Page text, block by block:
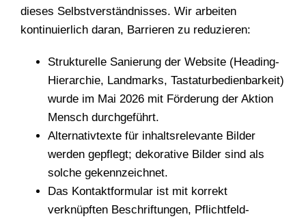
dieses Selbstverständnisses. Wir arbeiten
kontinuierlich daran, Barrieren zu reduzieren:
Strukturelle Sanierung der Website (Heading-
Hierarchie, Landmarks, Tastaturbedienbarkeit)
wurde im Mai 2026 mit Förderung der Aktion
Mensch durchgeführt.
Alternativtexte für inhaltsrelevante Bilder
werden gepflegt; dekorative Bilder sind als
solche gekennzeichnet.
Das Kontaktformular ist mit korrekt
verknüpften Beschriftungen, Pflichtfeld-